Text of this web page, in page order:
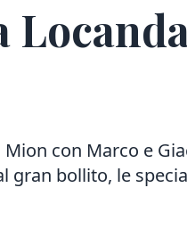
con Marco e
gran bollito, le